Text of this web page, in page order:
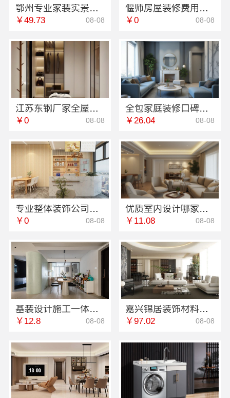
鄂州专业家装实景案例湖北百年米莱空间美学装饰材料有限公司
￥49.73 08-08
偃师房屋装修费用，河南璟臻环保建材有限公司性价比高
￥0 08-08
江苏东钢厂家全屋不锈钢定制生产基地兴化
￥0 08-08
全包家庭装修口碑优选报价明细-福建尚艺空间新材料科技有限公司
￥26.04 08-08
专业整体装饰公司预算，南通宏域全宅装饰建材有限公司明细解读
￥0 08-08
优质室内设计哪家好，南京市创亿讯设计匠心
￥11.08 08-08
基装设计施工一体化哪家专业？无锡亿莱居装饰工程材料有限公司经验丰富
￥12.8 08-08
嘉兴锦居装饰材料有限公司：嘉兴高端装饰地址在哪
￥97.02 08-08